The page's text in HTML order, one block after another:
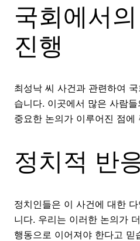
국회에서
진행
최성낙 씨 사건과 관련하여
습니다. 이곳에서 많은 사람
중요한 논의가 이루어진 점에
정치적 반
정치인들은 이 사건에 대한
니다. 우리는 이러한 논의가
행동으로 이어져야 한다고 믿